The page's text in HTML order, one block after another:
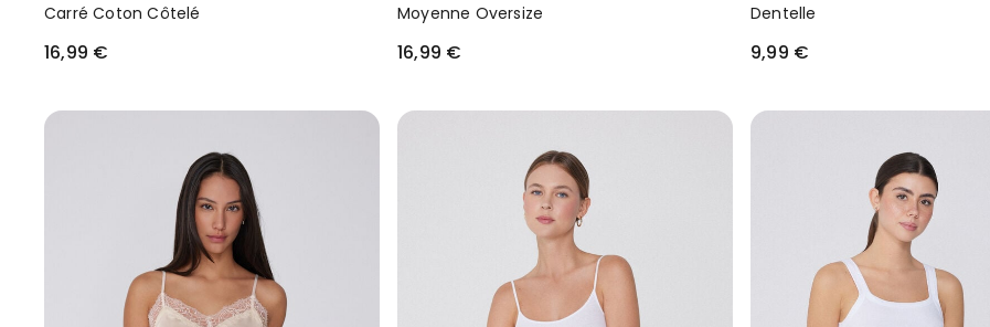
Carré Coton Côtelé
16,99 €
Moyenne Oversize
16,99 €
Dentelle
9,99 €